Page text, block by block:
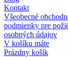
Kontakt
Všeobecné
podmienky pre
osobných údajov
V košíku máte
Prázdny košík